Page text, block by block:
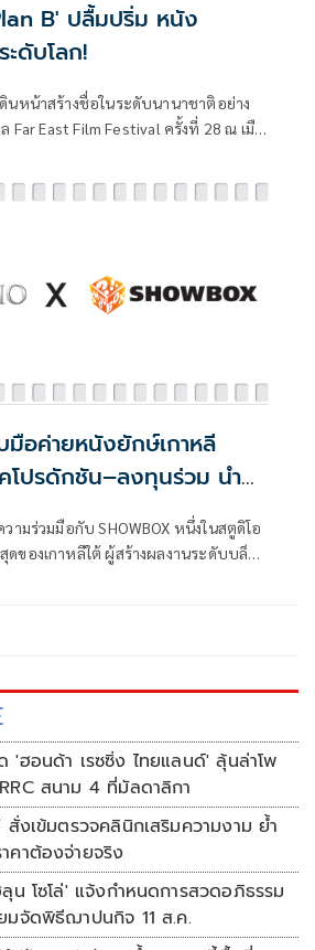
B' ปลื้มปริ่ม หนัง
ดับโลก!
นหน้าสร้างชื่อในระดับนานาชาติอย่าง
Far East Film Festival ครั้งที่ 28 ณ เมือ
เพื่อชิงรางวัล Audience Award ซึ่ง
ของผู้ชมโดยตรง
มือค่ายหนังยักษ์เกาหลี
โปรดักชัน–ลงทุนร่วม นำ
กตลาดโลก
ามร่วมมือกับ SHOWBOX หนึ่งในสตูดิโอ
ของเกาหลีใต้ ผู้สร้างผลงานระดับบล็อก
'ฮอนด้า เรซซิ่ง ไทยแลนด์' ลุ้นล่าโพ
สนาม 4 ที่มัลดาลิกา
สั่งเข้มตรวจคลินิกเสริมความงาม ย้ำ
คาต้องจ่ายจริง
น โซโล่' แจ้งกำหนดการสวดอภิธรรม
มจัดพิธีฌาปนกิจ 11 ส.ค.